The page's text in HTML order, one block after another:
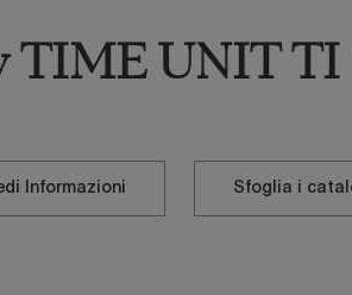
TIME UNIT TI
Informazioni Sfoglia i